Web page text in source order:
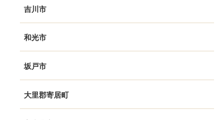
吉川市
和光市
坂戸市
大里郡寄居町